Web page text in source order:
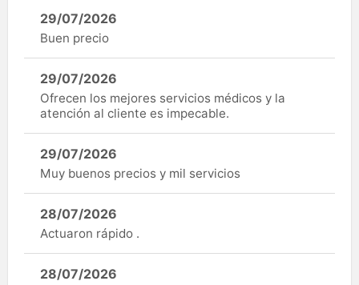
29/07/2026
Buen precio
29/07/2026
Ofrecen los mejores servicios médicos y la
atención al cliente es impecable.
29/07/2026
Muy buenos precios y mil servicios
28/07/2026
Actuaron rápido .
28/07/2026